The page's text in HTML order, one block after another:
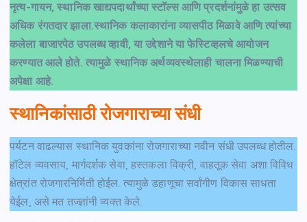
नृत्य-गायन, स्थानिक खाद्यपदार्थांच्या स्टॉल्स आणि प्रदर्शनांमुळे हा उत्सव
अधिक रंगतदार झाला.स्थानिक कलाकारांना व्यासपीठ मिळावे आणि त्यांच्या
कलेला बाजारपेठ उपलब्ध व्हावी, या उद्देशाने या फेस्टिव्हलचे आयोजन
करण्यात आले होते. त्यामुळे स्थानिक अर्थव्यवस्थेलाही चालना मिळण्याची
अपेक्षा आहे.
स्थानिकांसाठी रोजगाराच्या संधी
पर्यटन वाढल्यास स्थानिक युवकांना रोजगाराच्या नवीन संधी उपलब्ध होतील.
हॉटेल व्यवसाय, मार्गदर्शक सेवा, हस्तकला विक्री, वाहतूक सेवा अशा विविध
क्षेत्रांत रोजगारनिर्मिती होईल. त्यामुळे डहाणूचा सर्वांगीण विकास साधता
येईल, असे मत तज्ज्ञांनी व्यक्त केले.